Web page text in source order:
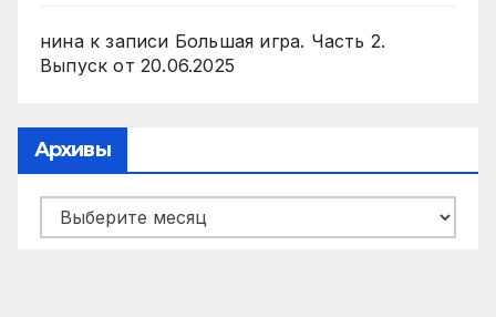
нинак записи Большая игра. Часть 2.
Выпуск от 20.06.2025
Архивы
Архивы